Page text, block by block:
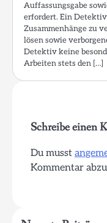
Auffassungsgabe
erfordert. Ein
Zusammenhänge zu
lösen sowie
Detektiv keine
Arbeiten stets den […]
Schreibe einen
Du musst
Kommentar